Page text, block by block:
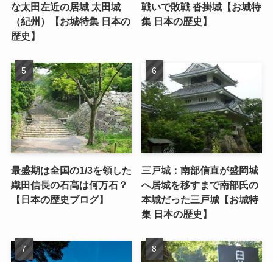
な太田左近の居城 太田城
（紀州）【お城特集 日本の
歴史】
戦いで敗戦 沓掛城【お城特
集 日本の歴史】
最盛期は全国の1/3を領した
織田信長の石高は何万石？
【日本の歴史ブログ】
三戸城：南部信直が盛岡城
へ居城を移すまで南部氏の
本城だった三戸城【お城特
集 日本の歴史】